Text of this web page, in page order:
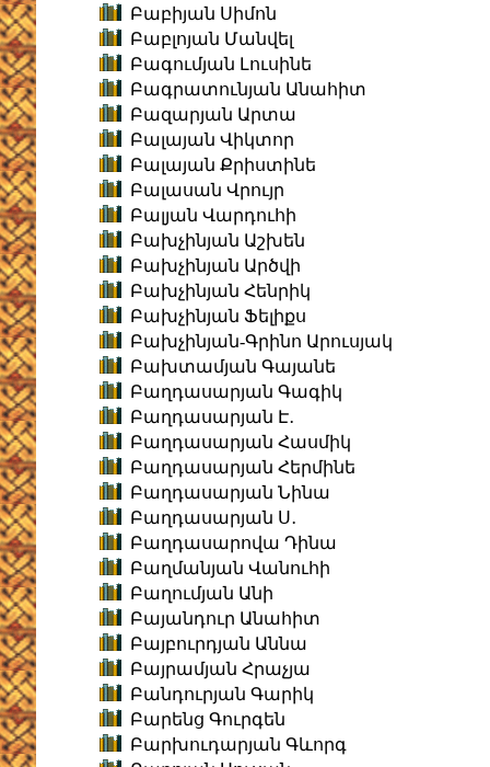
Բաբիյան Սիմոն
Բաբլոյան Մանվել
Բագումյան Լուսինե
Բագրատունյան Անահիտ
Բազարյան Արտա
Բալայան Վիկտոր
Բալայան Քրիստինե
Բալասան Վրույր
Բալյան Վարդուհի
Բախչինյան Աշխեն
Բախչինյան Արծվի
Բախչինյան Հենրիկ
Բախչինյան Ֆելիքս
Բախչինյան-Գրինո Արուսյակ
Բախտամյան Գայանե
Բաղդասարյան Գագիկ
Բաղդասարյան Է․
Բաղդասարյան Հասմիկ
Բաղդասարյան Հերմինե
Բաղդասարյան Նինա
Բաղդասարյան Ս․
Բաղդասարովա Դինա
Բաղմանյան Վանուհի
Բաղումյան Անի
Բայանդուր Անահիտ
Բայբուրդյան Աննա
Բայրամյան Հրաչյա
Բանդուրյան Գարիկ
Բարենց Գուրգեն
Բարխուդարյան Գևորգ